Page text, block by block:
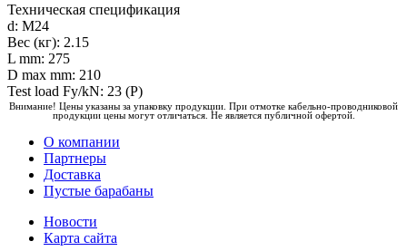
Техническая спецификация
d: M24
Вес (кг): 2.15
L mm: 275
D max mm: 210
Test load Fy/kN: 23 (P)
Внимание! Цены указаны за упаковку продукции. При отмотке кабельно-проводниковой
продукции цены могут отличаться. Не является публичной офертой.
О компании
Партнеры
Доставка
Пустые барабаны
Новости
Карта сайта